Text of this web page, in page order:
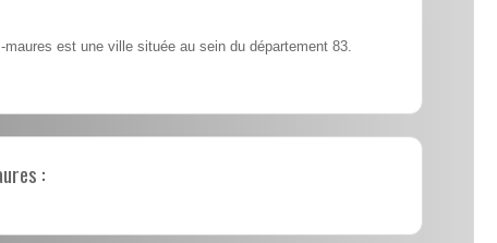
maures est une ville située au sein du département 83.
: